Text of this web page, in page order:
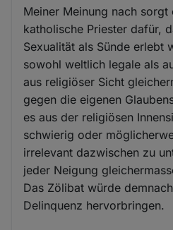
Meiner Meinung nach
katholische Priester dafür,
Sexualität als Sünde erlebt
sowohl weltlich legale als
aus religiöser Sicht
gegen die eigenen
es aus der religiösen
schwierig oder
irrelevant dazwischen zu
jeder Neigung
Das Zölibat würde
Delinquenz hervorbringen.